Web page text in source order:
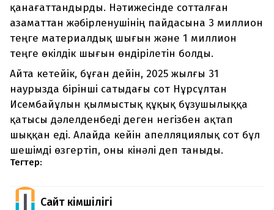
қанағаттандырды. Нәтижесінде сотталған
азаматтан жәбірленушінің пайдасына 3 миллион
теңге материалдық шығын және 1 миллион
теңге өкілдік шығын өндірілетін болды.
Айта кетейік, бұған дейін, 2025 жылғы 31
наурызда бірінші сатыдағы сот Нұрсұлтан
Исембайұлын қылмыстық құқық бұзушылыққа
қатысы дәлелденбеді деген негізбен ақтап
шыққан еді. Алайда кейін апелляциялық сот бұл
шешімді өзгертіп, оны кінәлі деп таныды.
Тегтер:
Сайт Әкімшілігі